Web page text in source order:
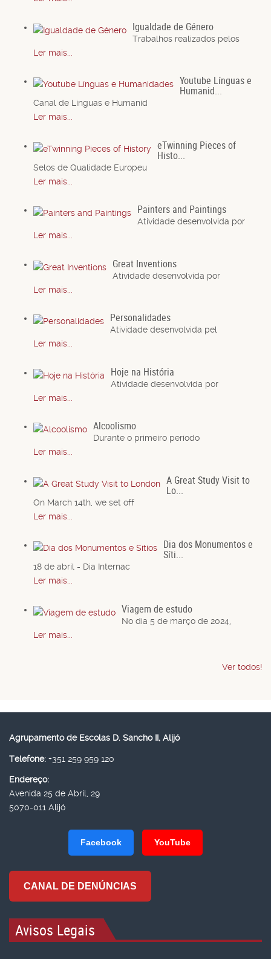
Igualdade de Género
Trabalhos realizados pelos
Ler mais...
Youtube Línguas e
Humanid...
Canal de Línguas e Humanid
Ler mais...
eTwinning Pieces of
Histo...
Selos de Qualidade Europeu
Ler mais...
Painters and Paintings
Atividade desenvolvida por
Ler mais...
Great Inventions
Atividade desenvolvida por
Ler mais...
Personalidades
Atividade desenvolvida pel
Ler mais...
Hoje na História
Atividade desenvolvida por
Ler mais...
Alcoolismo
Durante o primeiro período
Ler mais...
A Great Study Visit to
Lo...
On March 14th, we set off
Ler mais...
Dia dos Monumentos e
Síti...
18 de abril - Dia Internac
Ler mais...
Viagem de estudo
No dia 5 de março de 2024,
Ler mais...
Ver todos!
Agrupamento de Escolas D. Sancho II, Alijó
Telefone: +351 259 959 120
Endereço:
Avenida 25 de Abril, 29
5070-011 Alijó
Facebook YouTube
CANAL DE DENÚNCIAS
Avisos Legais